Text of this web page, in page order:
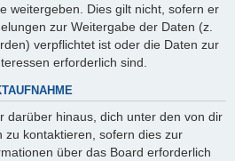
weitergeben. Dies gilt nicht, sofern er
zur Weitergabe der Daten (z.
verpflichtet ist oder die Daten zur
erforderlich sind.
darüber hinaus, dich unter den von dir
zu kontaktieren, sofern dies zur
über das Board erforderlich